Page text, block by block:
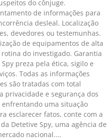
do cônjuge.
de informações para
desleal. Localização
devedores ou testemunhas.
de equipamentos de alta
do investigado. Garantia
preza pela ética, sigilo e
Todas as informações
são tratadas com total
privacidade e segurança dos
enfrentando uma situação
esclarecer fatos, conte com a
Detetive Spy, uma agência de
nacional.